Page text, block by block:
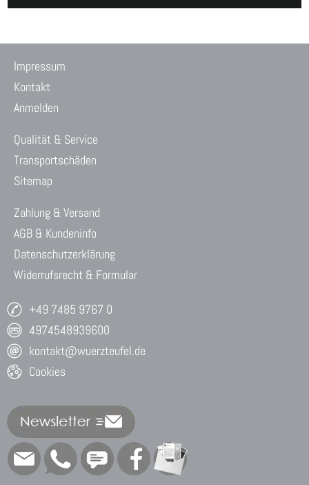
Impressum
Kontakt
Anmelden
Qualität & Service
Transportschäden
Sitemap
Zahlung & Versand
AGB & Kundeninfo
Datenschutzerklärung
Widerrufsrecht & Formular
+49 7485 9767 0
4974548939600
kontakt@wuerzteufel.de
Cookies